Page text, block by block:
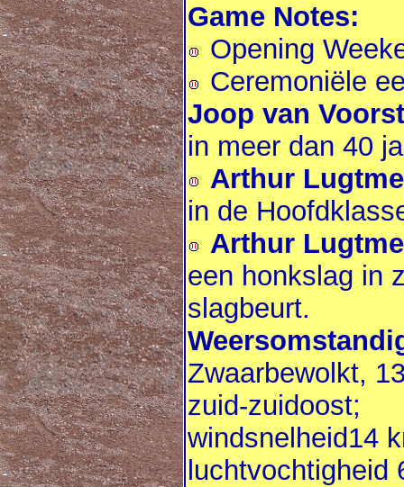
Game Notes:
Opening
Ceremoniële
Joop van Voorst
in meer dan 40
Arthur
in de
Arthur
een honkslag in
slagbeurt.
Zwaarbewolkt,
zuid-zuidoost;
windsnelheid14
luchtvochtigheid